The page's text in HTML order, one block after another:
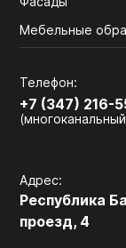
Мебельные
Телефон:
+7 (347) 216-
Адрес:
Республика
проезд, 4